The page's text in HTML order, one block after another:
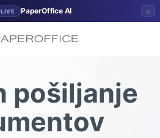
PaperOffice AI ×
pošiljanje